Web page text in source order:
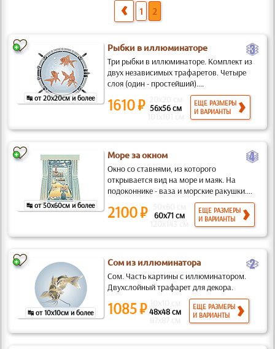
1 2
↹ от 20x20см и более
Рыбки в иллюминаторе c
Три рыбки в иллюминаторе. Комплект из
двух независимых трафаретов. Четыре
слоя (один - простейший)....
1610 ₽ 56x56 см
ЕЩЕ РАЗМЕРЫ
И ВАРИАНТЫ
↹ от 50x60см и более
Море за окном d
Окно со ставнями, из которого
открывается вид на море и маяк. На
подоконнике - ваза и морские ракушки....
2100 ₽ 60x71 см
ЕЩЕ РАЗМЕРЫ
И ВАРИАНТЫ
↹ от 10x10см и более
Сом из иллюминатора b
Сом. Часть картины с иллюминатором.
Двухслойный трафарет для декора.
1085 ₽48x48 см
ЕЩЕ РАЗМЕРЫ
И ВАРИАНТЫ